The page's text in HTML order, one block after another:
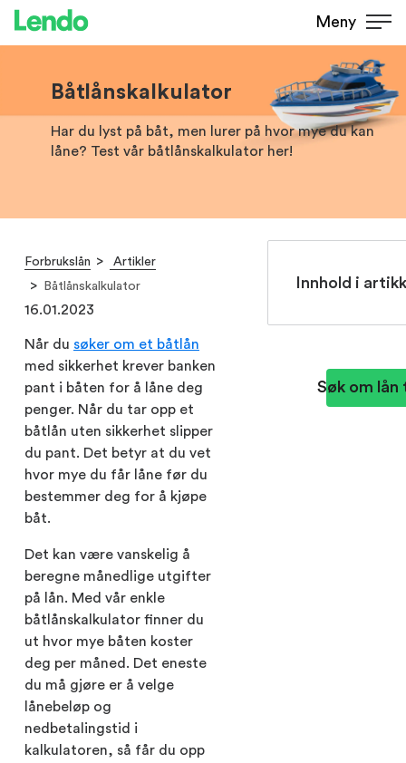
Meny
Båtlånskalkulator
Har du lyst på båt, men lurer på hvor mye du kan
låne? Test vår båtlånskalkulator her!
Forbrukslån
Artikler
Båtlånskalkulator
16.01.2023
Når du søker om et båtlån
med sikkerhet krever banken
pant i båten for å låne deg
penger. Når du tar opp et
båtlån uten sikkerhet slipper
du pant. Det betyr at du vet
hvor mye du får låne før du
bestemmer deg for å kjøpe
båt.
Det kan være vanskelig å
beregne månedlige utgifter
på lån. Med vår enkle
båtlånskalkulator finner du
ut hvor mye båten koster
deg per måned. Det eneste
du må gjøre er å velge
lånebeløp og
nedbetalingstid i
kalkulatoren, så får du opp
Innhold i
Søk om lån